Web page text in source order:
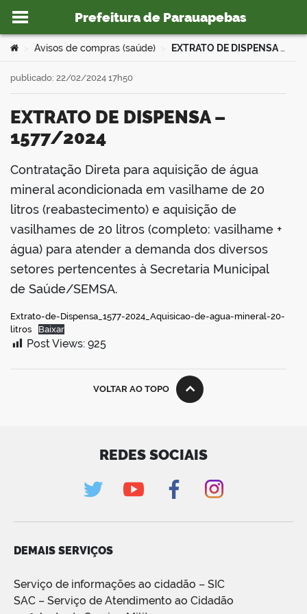
Ir para o conteúdo
Prefeitura de Parauapebas
portal
Você está aqui:
Avisos de compras (saúde) EXTRATO DE DISPENSA – 1577/2024
EXTRATO DE DISPENSA –
1577/2024
publicado: 22/02/2024 17h50
Contratação Direta para aquisição de água
mineral acondicionada em vasilhame de 20
litros (reabastecimento) e aquisição de
vasilhames de 20 litros (completo: vasilhame +
água) para atender a demanda dos diversos
setores pertencentes à Secretaria Municipal
de Saúde/SEMSA.
Extrato-de-Dispensa_1577-2024_Aquisicao-de-agua-mineral-20-
litros
Baixar
Post Views: 925
VOLTAR AO TOPO
REDES SOCIAIS
DEMAIS SERVIÇOS
Serviço de informações ao cidadão – SIC
SAC – Serviço de Atendimento ao Cidadão